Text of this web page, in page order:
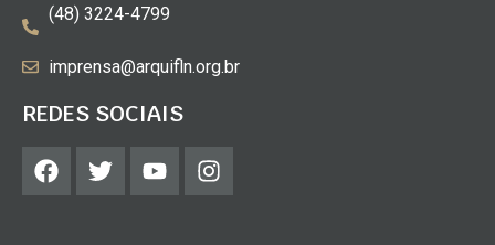
(48) 3224-4799
imprensa@arquifln.org.br
REDES SOCIAIS